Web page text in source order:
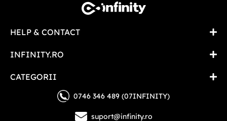
HELP & CONTACT
INFINITY.RO
CATEGORII
0746 346 489 (07INFINITY)
suport@infinity.ro